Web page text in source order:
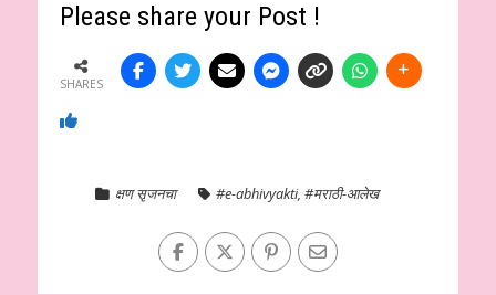
Please share your Post !
SHARES
क्षण सृजनचा #e-abhivyakti, #मराठी-आलेख